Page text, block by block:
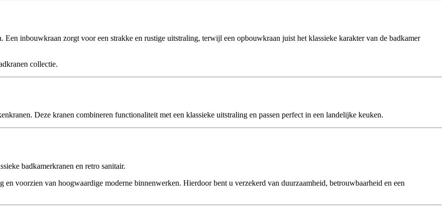
inbouwkraan zorgt voor een strakke en rustige uitstraling, terwijl een opbouwkraan juist het klassieke karakter van de badkamer
collectie.
Deze kranen combineren functionaliteit met een klassieke uitstraling en passen perfect in een landelijke keuken.
badkamerkranen en retro sanitair.
voorzien van hoogwaardige moderne binnenwerken. Hierdoor bent u verzekerd van duurzaamheid, betrouwbaarheid en een